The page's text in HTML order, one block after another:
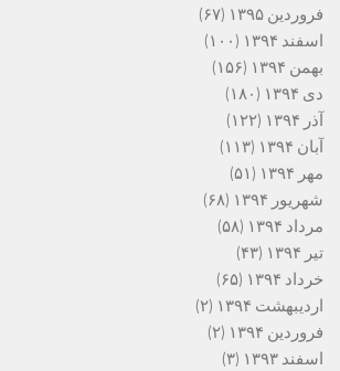
فروردین ۱۳۹۵
(۶۷)
اسفند ۱۳۹۴
(۱۰۰)
بهمن ۱۳۹۴
(۱۵۶)
دی ۱۳۹۴
(۱۸۰)
آذر ۱۳۹۴
(۱۲۲)
آبان ۱۳۹۴
(۱۱۳)
مهر ۱۳۹۴
(۵۱)
شهریور ۱۳۹۴
(۶۸)
مرداد ۱۳۹۴
(۵۸)
تیر ۱۳۹۴
(۴۳)
خرداد ۱۳۹۴
(۶۵)
اردیبهشت ۱۳۹۴
(۲)
فروردین ۱۳۹۴
(۲)
اسفند ۱۳۹۳
(۳)